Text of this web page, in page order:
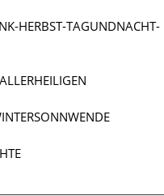
HERBST-TAGUND­NACHT­